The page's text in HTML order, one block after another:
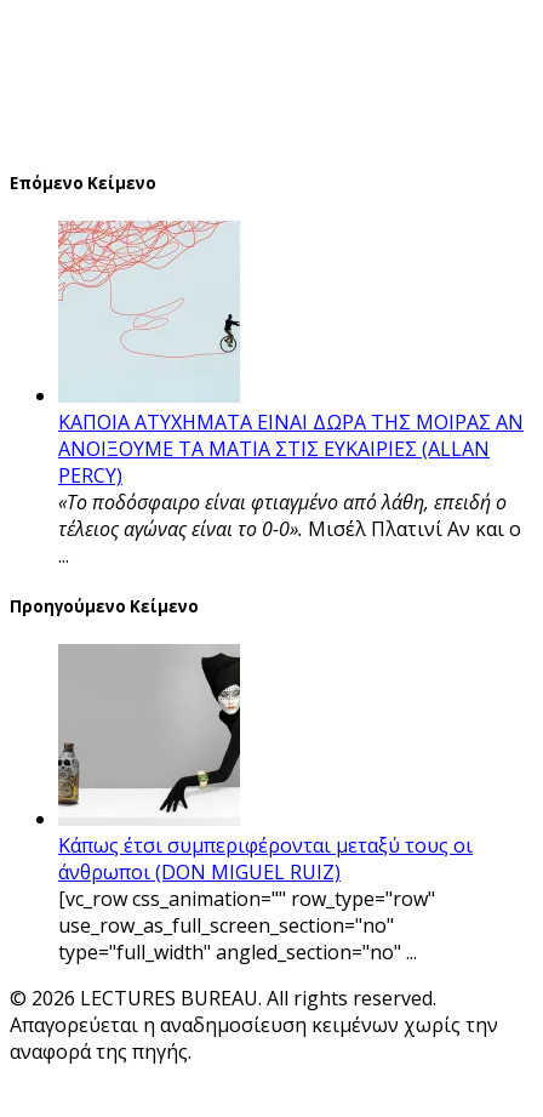
Επόμενο Κείμενο
ΚΑΠΟΙΑ ΑΤΥΧΗΜΑΤΑ ΕΙΝΑΙ ΔΩΡΑ ΤΗΣ ΜΟΙΡΑΣ ΑΝ
ΑΝΟΙΞΟΥΜΕ ΤΑ ΜΑΤΙΑ ΣΤΙΣ ΕΥΚΑΙΡΙΕΣ (ALLAN
PERCY)
«Το ποδόσφαιρο είναι φτιαγμένο από λάθη, επειδή ο
τέλειος αγώνας είναι το 0-0». Μισέλ Πλατινί Αν και ο
...
Προηγούμενο Κείμενο
Κάπως έτσι συμπεριφέρονται μεταξύ τους οι
άνθρωποι (DON MIGUEL RUIZ)
[vc_row css_animation="" row_type="row"
use_row_as_full_screen_section="no"
type="full_width" angled_section="no" ...
© 2026 LECTURES BUREAU. All rights reserved.
Απαγορεύεται η αναδημοσίευση κειμένων χωρίς την
αναφορά της πηγής.